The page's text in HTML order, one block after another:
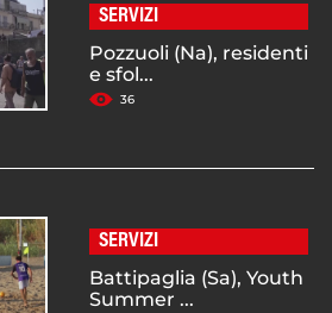
SERVIZI
Pozzuoli (Na), residenti
e sfol...
36
SERVIZI
Battipaglia (Sa), Youth
Summer ...